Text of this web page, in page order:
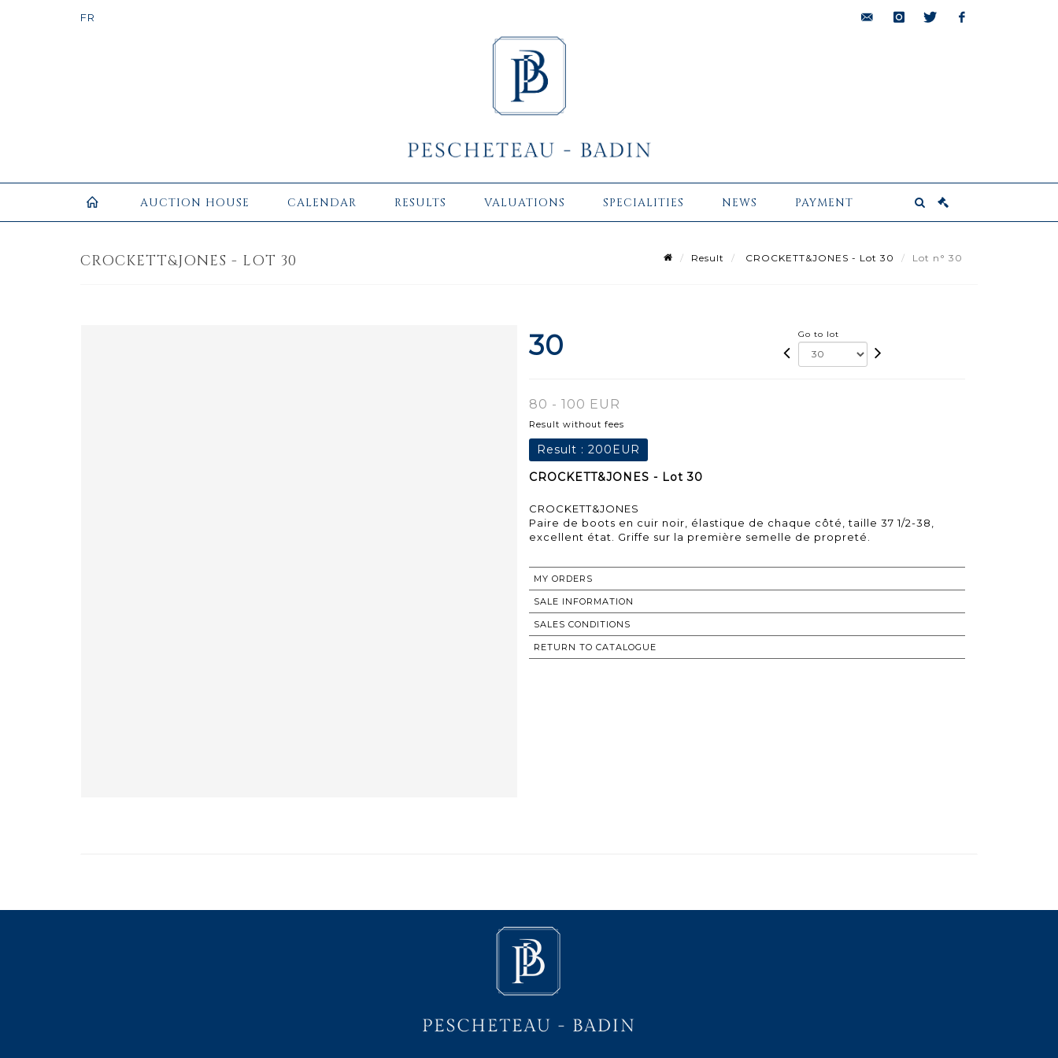
AUCTION HOUSE CALENDAR RESULTS VALUATIONS SPECIALITIES NEWS PAYMENT
CROCKETT&JONES - LOT 30 Result CROCKETT&JONES - Lot 30 Lot n° 30
30 Go to lot
80 - 100 EUR
Result without fees
Result : 200EUR
CROCKETT&JONES - Lot 30
CROCKETT&JONES
Paire de boots en cuir noir, élastique de chaque côté, taille 37 1/2-38,
excellent état. Griffe sur la première semelle de propreté.
MY ORDERS
SALE INFORMATION
SALES CONDITIONS
RETURN TO CATALOGUE